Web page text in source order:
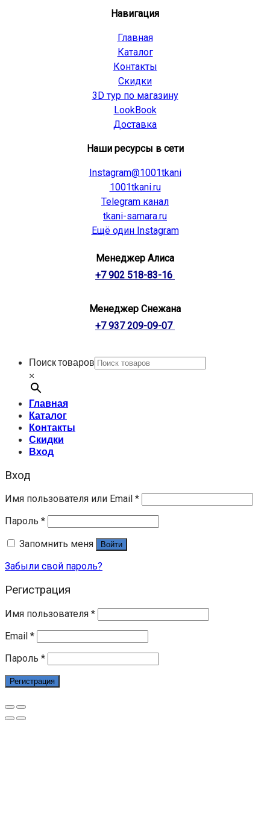
Навигация
Главная
Каталог
Контакты
Скидки
3D тур по магазину
LookBook
Доставка
Наши ресурсы в сети
Instagram@1001tkani
1001tkani.ru
Telegram канал
tkani-samara.ru
Ещё один Instagram
Менеджер Алиса
+7 902 518-83-16
Менеджер Снежана
+7 937 209-09-07
Поиск товаров
×
Главная
Каталог
Контакты
Скидки
Вход
Вход
Имя пользователя или Email *
Пароль *
Запомнить меня
Войти
Забыли свой пароль?
Регистрация
Имя пользователя *
Email *
Пароль *
Регистрация